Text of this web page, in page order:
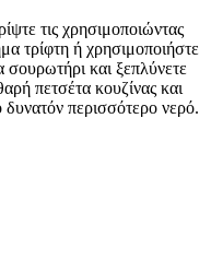
τις χρησιμοποιώντας
τρίφτη ή χρησιμοποιήστε
σουρωτήρι και ξεπλύνετε
πετσέτα κουζίνας και
δυνατόν περισσότερο νερό.